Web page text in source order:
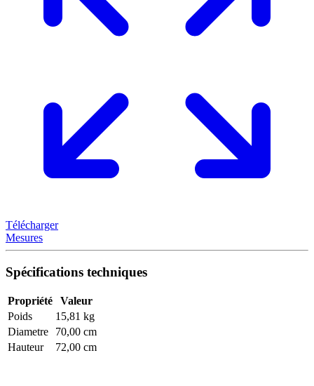
Télécharger
Mesures
Spécifications techniques
Propriété
Valeur
Poids
15,81 kg
Diametre
70,00 cm
Hauteur
72,00 cm